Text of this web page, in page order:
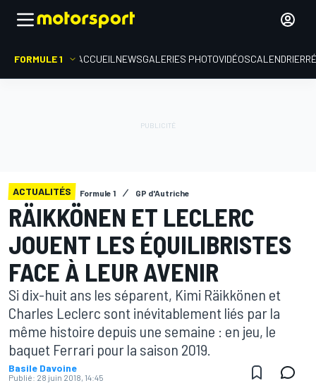
FORMULE 1 ACCUEIL NEWSGALERIES PHOTOVIDÉOSCALENDRIER
ACTUALITÉS Formule 1 GP d'Autriche
RÄIKKÖNEN ET LECLERC
JOUENT LES ÉQUILIBRISTES
FACE À LEUR AVENIR
Si dix-huit ans les séparent, Kimi Räikkönen et
Charles Leclerc sont inévitablement liés par la
même histoire depuis une semaine : en jeu, le
baquet Ferrari pour la saison 2019.
Basile Davoine
Publié: 28 juin 2018, 14:45